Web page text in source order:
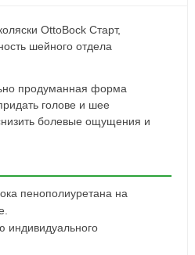
OttoBock Старт,
шейного отдела
продуманная форма
голове и шее
болевые ощущения и
пенополиуретана на
индивидуального